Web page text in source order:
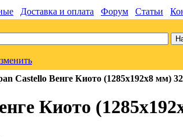
Доставка и оплата Форум Статьи
Castello Венге Киото (1285x192x8 мм)
Киото